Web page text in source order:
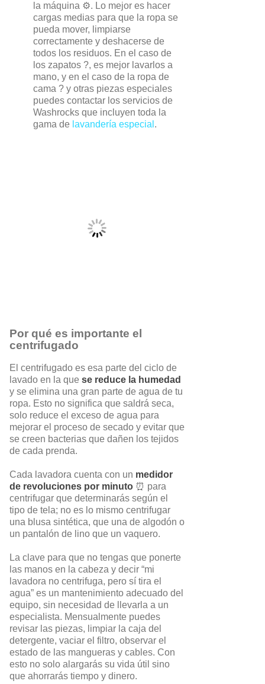
la máquina ⚙️. Lo mejor es hacer
cargas medias para que la ropa se
pueda mover, limpiarse
correctamente y deshacerse de
todos los residuos. En el caso de
los zapatos ?, es mejor lavarlos a
mano, y en el caso de la ropa de
cama ?️ y otras piezas especiales
puedes contactar los servicios de
Washrocks que incluyen toda la
gama de lavandería especial .
Por qué es importante el
centrifugado
El centrifugado es esa parte del ciclo de
lavado en la que se reduce la humedad
y se elimina una gran parte de agua de tu
ropa. Esto no significa que saldrá seca,
solo reduce el exceso de agua para
mejorar el proceso de secado y evitar que
se creen bacterias que dañen los tejidos
de cada prenda.
Cada lavadora cuenta con un medidor
de revoluciones por minuto ⏰ para
centrifugar que determinarás según el
tipo de tela; no es lo mismo centrifugar
una blusa sintética, que una de algodón o
un pantalón de lino que un vaquero.
La clave para que no tengas que ponerte
las manos en la cabeza y decir “mi
lavadora no centrifuga, pero sí tira el
agua” es un mantenimiento adecuado del
equipo, sin necesidad de llevarla a un
especialista. Mensualmente puedes
revisar las piezas, limpiar la caja del
detergente, vaciar el filtro, observar el
estado de las mangueras y cables. Con
esto no solo alargarás su vida útil sino
que ahorrarás tiempo y dinero.